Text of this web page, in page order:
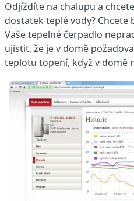
Odjíždíte na chalupu a
dostatek teplé vody?
Vaše tepelné čerpadlo
ujistit, že je v domě
teplotu topení, když v domě